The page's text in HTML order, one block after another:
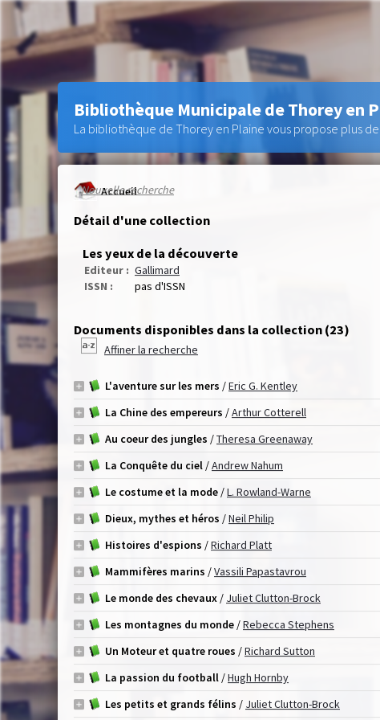
Accueil
Nouvelle recherche
Détail d'une collection
Les yeux de la découverte
Editeur : Gallimard
ISSN :
pas d'ISSN
Documents disponibles dans la collection (23)
Affiner la recherche
L'aventure sur les mers /Eric G. Kentley
La Chine des empereurs /Arthur Cotterell
Au coeur des jungles /Theresa Greenaway
La Conquête du ciel /Andrew Nahum
Le costume et la mode /L. Rowland-Warne
Dieux, mythes et héros /Neil Philip
Histoires d'espions /Richard Platt
Mammifères marins /Vassili Papastavrou
Le monde des chevaux / Juliet Clutton-Brock
Les montagnes du monde/Rebecca Stephens
Un Moteur et quatre roues /Richard Sutton
La passion du football /Hugh Hornby
Les petits et grands félins / Juliet Clutton-Brock
Bibliothèque Municipale de Thorey en
La bibliothèque de Thorey en Plaine vous propose plus